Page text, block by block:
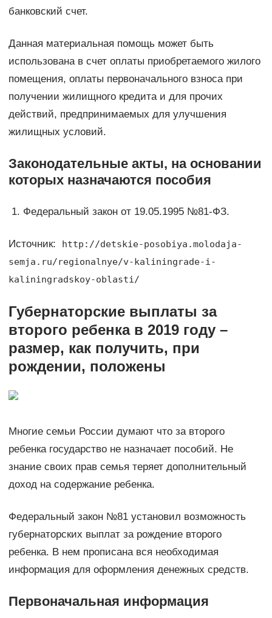
банковский счет.
Данная материальная помощь может быть
использована в счет оплаты приобретаемого жилого
помещения, оплаты первоначального взноса при
получении жилищного кредита и для прочих
действий, предпринимаемых для улучшения
жилищных условий.
Законодательные акты, на основании
которых назначаются пособия
Федеральный закон от 19.05.1995 №81-ФЗ.
Источник:
http://detskie-posobiya.molodaja-
semja.ru/regionalnye/v-kaliningrade-i-
kaliningradskoy-oblasti/
Губернаторские выплаты за
второго ребенка в 2019 году –
размер, как получить, при
рождении, положены
Многие семьи России думают что за второго
ребенка государство не назначает пособий. Не
знание своих прав семья теряет дополнительный
доход на содержание ребенка.
Федеральный закон №81 установил возможность
губернаторских выплат за рождение второго
ребенка. В нем прописана вся необходимая
информация для оформления денежных средств.
Первоначальная информация